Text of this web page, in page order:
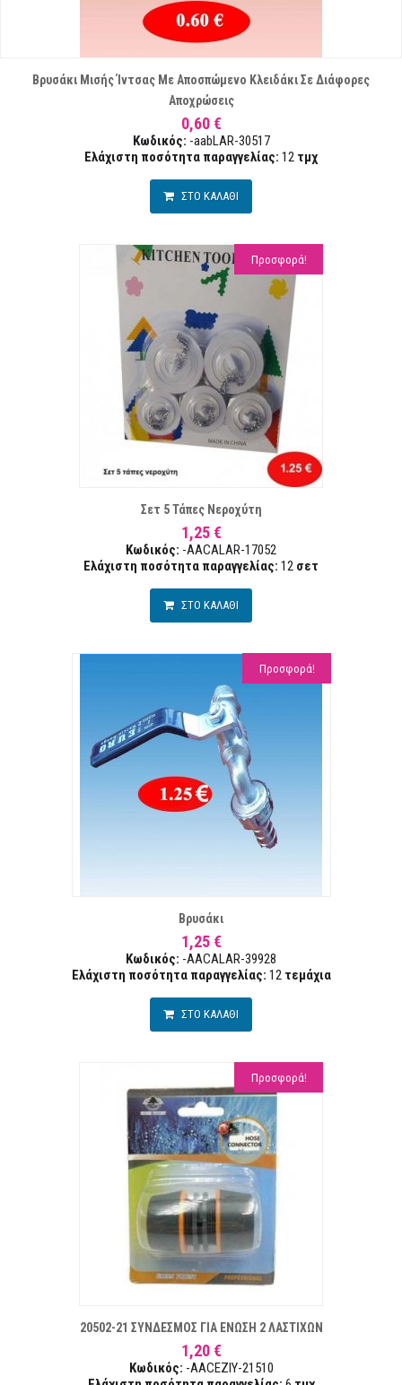
Βρυσάκι Μισής Ίντσας Με Αποσπώμενο Κλειδάκι Σε Διάφορες
Αποχρώσεις
0,60 €
Κωδικός: -aabLAR-30517
Ελάχιστη ποσότητα παραγγελίας: 12 τμχ
ΣΤΟ ΚΑΛΑΘΙ
Προσφορά!
Σετ 5 Τάπες Νεροχύτη
1,25 €
Κωδικός: -AACALAR-17052
Ελάχιστη ποσότητα παραγγελίας: 12 σετ
ΣΤΟ ΚΑΛΑΘΙ
Προσφορά!
Βρυσάκι
1,25 €
Κωδικός: -AACALAR-39928
Ελάχιστη ποσότητα παραγγελίας: 12 τεμάχια
ΣΤΟ ΚΑΛΑΘΙ
Προσφορά!
20502-21 ΣΥΝΔΕΣΜΟΣ ΓΙΑ ΕΝΩΣΗ 2 ΛΑΣΤΙΧΩΝ
1,20 €
Κωδικός: -AACEZIY-21510